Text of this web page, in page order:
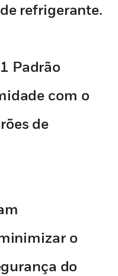
refrigerante.
Padrão
com o
de
o
do